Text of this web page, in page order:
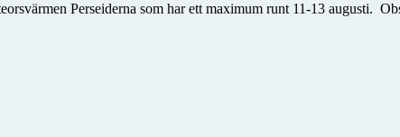
Perseiderna som har ett maximum runt 11-13 augusti.